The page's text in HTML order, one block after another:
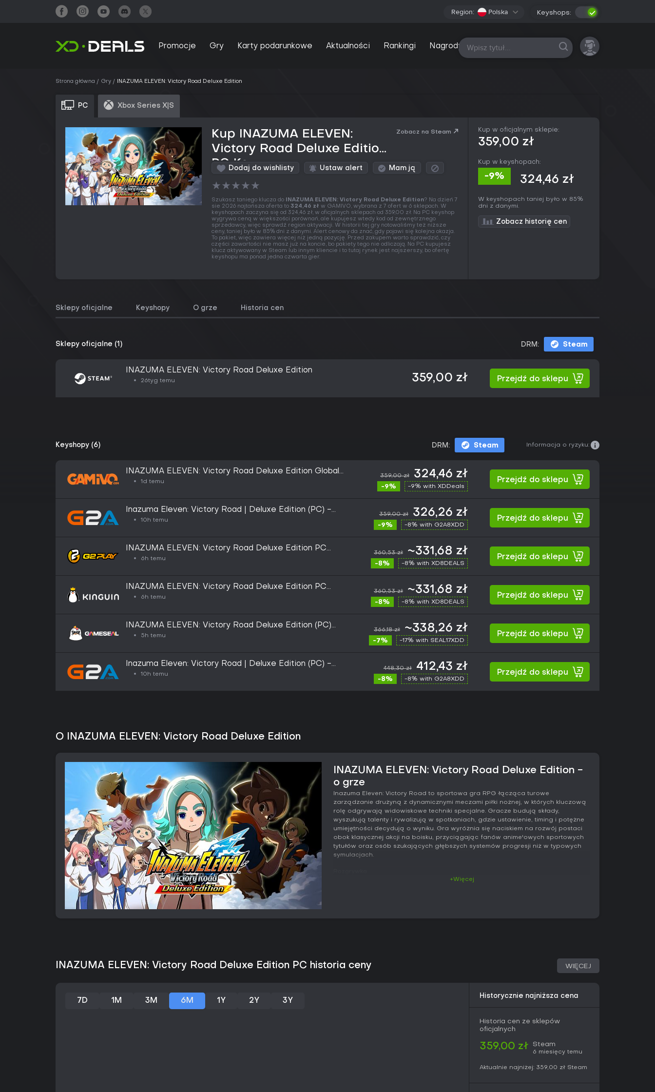
Region: Polska Keyshops:
Promocje Gry Karty podarunkowe Aktualności Rankingi Nagrody Wszystkie platformy
Strona główna Gry INAZUMA ELEVEN: Victory Road Deluxe Edition
PC Xbox Series X|S
Kup INAZUMA ELEVEN:
Victory Road Deluxe Edition
PC Key
Zobacz na Steam
Dodaj do wishlisty Ustaw alert Mam ją
★★★★★
Szukasz taniego klucza do INAZUMA ELEVEN: Victory Road Deluxe Edition? Na dzień 7
sie 2026 najtańsza oferta to 324,46 zł w GAMIVO, wybrana z 7 ofert w 6 sklepach. W
keyshopach zaczyna się od 324,46 zł, w oficjalnych sklepach od 359,00 zł. Na PC keyshop
wygrywa ceną w większości porównań, ale kupujesz wtedy kod od zewnętrznego
sprzedawcy, więc sprawdź region aktywacji. W historii tej gry notowaliśmy też niższe
ceny, taniej było w 85% dni z danymi. Alert cenowy da znać, gdy pojawi się kolejna okazja.
To pakiet, więc zawiera więcej niż jedną pozycję. Przed zakupem warto sprawdzić, czy
części zawartości nie masz już na koncie, bo pakiety tego nie odliczają. Na PC kupujesz
klucz aktywowany w Steam lub innym kliencie i to tutaj rynek jest najszerszy, bo ofertę
keyshopu ma ponad jedna czwarta gier.
Kup w oficjalnym sklepie:
359,00 zł
Kup w keyshopach:
-9% 324,46 zł
W keyshopach taniej było w 85%
dni z danymi.
Zobacz historię cen
Sklepy oficjalne Keyshopy O grze Historia cen
Sklepy oficjalne (1) DRM: Steam
INAZUMA ELEVEN: Victory Road Deluxe Edition
26tyg temu 359,00 zł Przejdź do sklepu
Keyshopy (6) DRM: Steam Informacja o ryzyku:
INAZUMA ELEVEN: Victory Road Deluxe Edition Global
(Steam Gift)
1d temu
359,00 zł 324,46 zł
-9% -9% with XDDeals
Przejdź do sklepu
Inazuma Eleven: Victory Road | Deluxe Edition (PC) -
Steam Gift - GLOBAL
10h temu
359,00 zł 326,26 zł
-9% -8% with G2A8XDD
Przejdź do sklepu
INAZUMA ELEVEN: Victory Road Deluxe Edition PC
Steam Altergift
6h temu
360,53 zł ~331,68 zł
-8% -8% with XD8DEALS
Przejdź do sklepu
INAZUMA ELEVEN: Victory Road Deluxe Edition PC
Steam Altergift
6h temu
360,53 zł ~331,68 zł
-8% -8% with XD8DEALS
Przejdź do sklepu
INAZUMA ELEVEN: Victory Road Deluxe Edition (PC)
Steam Gift - GLOBAL
5h temu
366,18 zł ~338,26 zł
-7% -17% with SEAL17XDD
Przejdź do sklepu
Inazuma Eleven: Victory Road | Deluxe Edition (PC) -
Steam Gift - EUROPE
10h temu
448,30 zł 412,43 zł
-8% -8% with G2A8XDD
Przejdź do sklepu
O INAZUMA ELEVEN: Victory Road Deluxe Edition
INAZUMA ELEVEN: Victory Road Deluxe Edition -
o grze
Inazuma Eleven: Victory Road to sportowa gra RPG łącząca turowe
zarządzanie drużyną z dynamicznymi meczami piłki nożnej, w których kluczową
rolę odgrywają widowiskowe techniki specjalne. Gracze budują składy,
wyszukują talenty i rywalizują w spotkaniach, gdzie ustawienie, timing i potężne
umiejętności decydują o wyniku. Gra wyróżnia się naciskiem na rozwój postaci
obok klasycznej akcji na boisku, przyciągając fanów anime'owych sportowych
tytułów oraz osób szukających głębszych systemów progresji niż w typowych
symulacjach.
Mecze łączą bezpośrednie sterowanie zawodnikami z elementami
sekwencje ładowania, co prowadzi do efektownych animacji zmieniających
pozycjonowaniem i czasem użycia zdolności przez całe spotkanie.
poruszanie się oraz budowanie łańcuchów podań prowadzących do sytuacji
Tryb fabularny opowiada nową historię rozgrywającą się 25 lat po poprzednich
częściach. Bohater zapisuje się do gimnazjum, szukając świata bez piłki nożnej,
mecze. Tryb zawiera eksplorację, interakcje z postaciami oraz główną kampanię
+Więcej
INAZUMA ELEVEN: Victory Road Deluxe Edition PC historia ceny WIĘCEJ
7D 1M 3M 6M 1Y 2Y 3Y
Historycznie najniższa cena
Historia cen ze sklepów
oficjalnych
359,00 zł Steam
6 miesięcy temu
Aktualnie najniżej: 359,00 zł Steam